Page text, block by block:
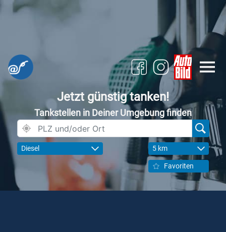
Jetzt günstig tanken!
Tankstellen in Deiner Umgebung finden
Diesel 5 km
Favoriten